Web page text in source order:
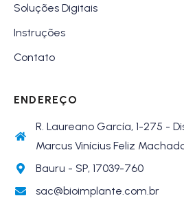
Soluções Digitais
Instruções
Contato
ENDEREÇO
R. Laureano García, 1-275 -
Marcus Vinícius Feliz
Bauru - SP, 17039-760
sac@bioimplante.com.br